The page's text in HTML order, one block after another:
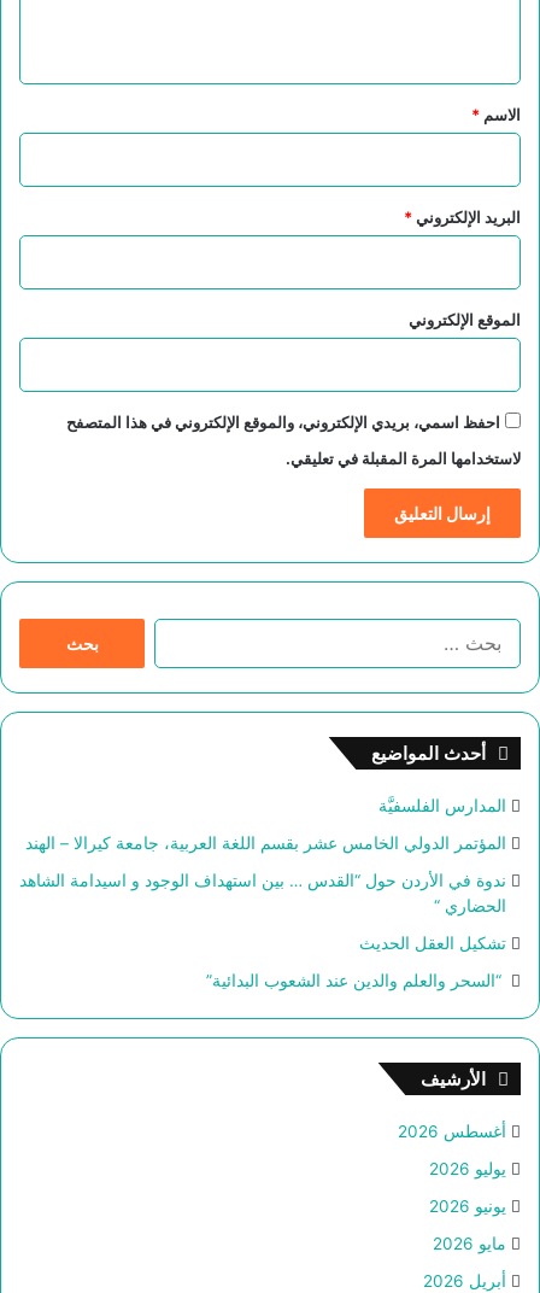
*
الاسم *
البريد الإلكتروني*
الموقع الإلكتروني
احفظ اسمي، بريدي الإلكتروني، والموقع الإلكتروني في هذا المتصفح
لاستخدامها المرة المقبلة في تعليقي.
ح
أحدث المواضيع
المدارس الفلسفيَّة
المؤتمر الدولي الخامس عشر بقسم اللغة العربية، جامعة كيرالا – الهند
ندوة في الأردن حول “القدس … بين استهداف الوجود و اسيدامة الشاهد
الحضاري “
تشكيل العقل الحديث
“السحر والعلم والدين عند الشعوب البدائية”
الأرشيف
أغسطس 2026
يوليو 2026
يونيو 2026
مايو 2026
أبريل 2026